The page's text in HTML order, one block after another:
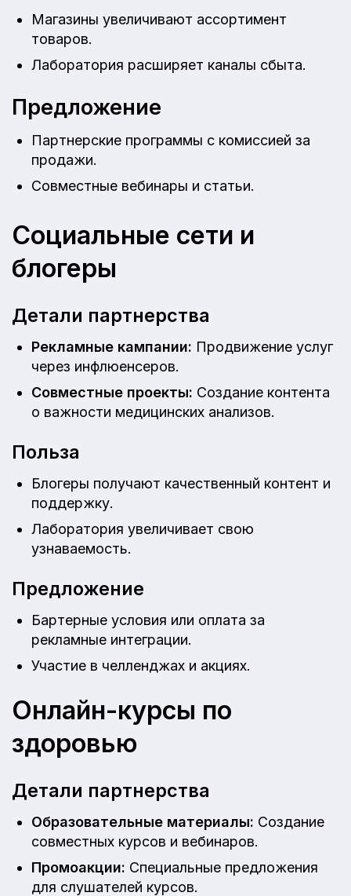
Магазины увеличивают ассортимент
товаров.
Лаборатория расширяет каналы сбыта.
Предложение
Партнерские программы с комиссией за
продажи.
Совместные вебинары и статьи.
Социальные сети и
блогеры
Детали партнерства
Рекламные кампании: Продвижение услуг
через инфлюенсеров.
Совместные проекты: Создание контента
о важности медицинских анализов.
Польза
Блогеры получают качественный контент и
поддержку.
Лаборатория увеличивает свою
узнаваемость.
Предложение
Бартерные условия или оплата за
рекламные интеграции.
Участие в челленджах и акциях.
Онлайн-курсы по
здоровью
Детали партнерства
Образовательные материалы: Создание
совместных курсов и вебинаров.
Промоакции: Специальные предложения
для слушателей курсов.